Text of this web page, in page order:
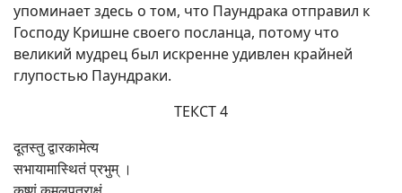
упоминает здесь о том, что Паундрака отправил к
Господу Кришне своего посланца, потому что
великий мудрец был искренне удивлен крайней
глупостью Паундраки.
ТЕКСТ 4
दूतस्तु द्वारकामेत्य
सभायामास्थितं प्रभुम् ।